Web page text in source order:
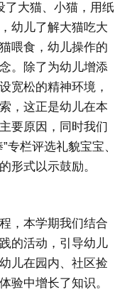
了大猫、小猫，用纸
幼儿了解大猫吃大
喂食，幼儿操作的
。除了为幼儿增添
宽松的精神环境，
，这正是幼儿在本
要原因，同时我们
专栏评选礼貌宝宝、
形式以示鼓励。
，本学期我们结合
的活动，引导幼儿
儿在园内、社区捡
验中增长了知识。